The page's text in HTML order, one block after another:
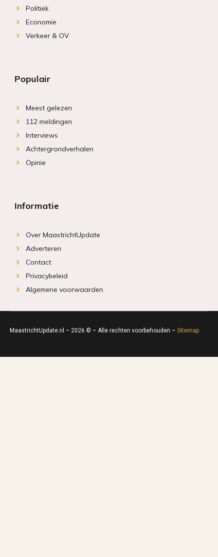
Politiek
Economie
Verkeer & OV
Populair
Meest gelezen
112 meldingen
Interviews
Achtergrondverhalen
Opinie
Informatie
Over MaastrichtUpdate
Adverteren
Contact
Privacybeleid
Algemene voorwaarden
MaastrichtUpdate.nl – 2026 © – Alle rechten voorbehouden – Sitemap